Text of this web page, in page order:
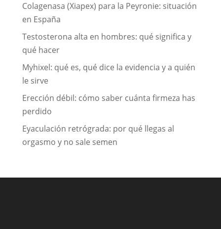
Colagenasa (Xiapex) para la Peyronie: situación
en España
Testosterona alta en hombres: qué significa y
qué hacer
Myhixel: qué es, qué dice la evidencia y a quién
le sirve
Erección débil: cómo saber cuánta firmeza has
perdido
Eyaculación retrógrada: por qué llegas al
orgasmo y no sale semen